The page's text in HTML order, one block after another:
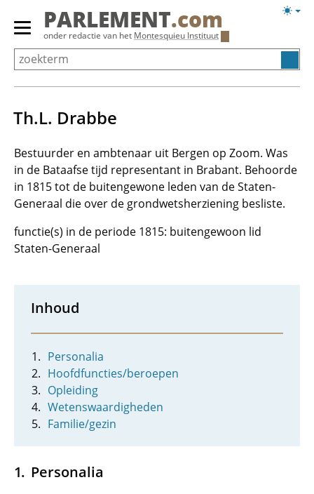
Overslaan
Primair
menu
tonen/verbergen
PARLEMENT.com
onder redactie van het Montesquieu Instituut
Th.L. Drabbe
Bestuurder en ambtenaar uit Bergen op Zoom. Was
in de Bataafse tijd representant in Brabant. Behoorde
in 1815 tot de buitengewone leden van de Staten-
Generaal die over de grondwetsherziening besliste.
functie(s) in de periode 1815: buitengewoon lid
Staten-Generaal
Inhoud
Personalia
Hoofdfuncties/beroepen
Opleiding
Wetenswaardigheden
Familie/gezin
Personalia